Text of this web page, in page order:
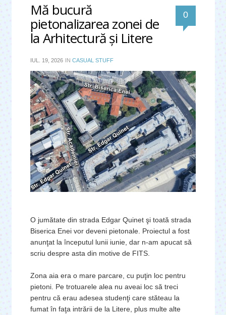
Mă bucură
pietonalizarea zonei de
la Arhitectură şi Litere
0
IUL. 19, 2026 IN CASUAL STUFF
O jumătate din strada Edgar Quinet şi toată strada
Biserica Enei vor deveni pietonale. Proiectul a fost
anunţat la începutul lunii iunie, dar n-am apucat să
scriu despre asta din motive de FITS.
Zona aia era o mare parcare, cu puţin loc pentru
pietoni. Pe trotuarele alea nu aveai loc să treci
pentru că erau adesea studenţi care stăteau la
fumat în faţa intrării de la Litere, plus multe alte